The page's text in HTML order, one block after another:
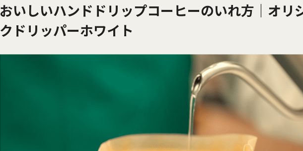
おいしいハンドドリップコーヒーのいれ方｜オリ
クドリッパーホワイト